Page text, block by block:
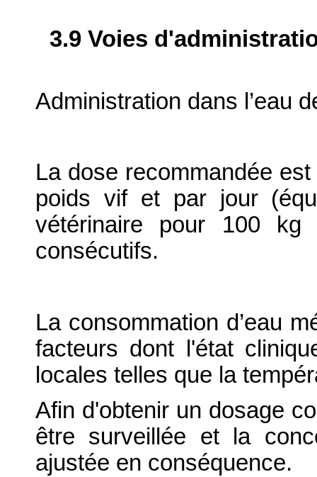
3.9 Voies
Administration dans l’eau
La dose recommandée
poids vif et par jour
vétérinaire pour 100
consécutifs.
La consommation d’eau
facteurs dont l'état
locales telles que la
Afin d'obtenir un dosage
être surveillée et la
ajustée en conséquence.